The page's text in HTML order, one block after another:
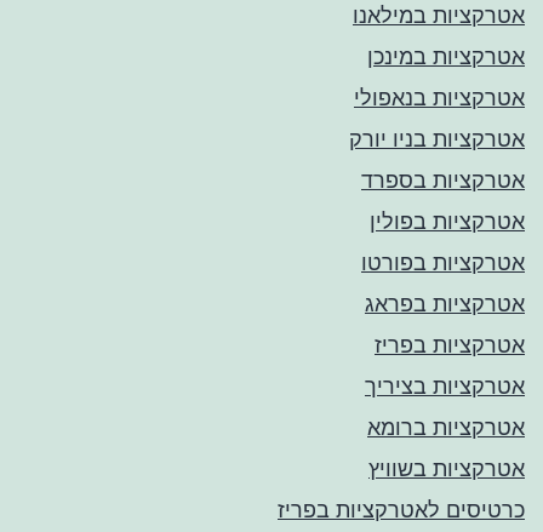
אטרקציות במילאנו
אטרקציות במינכן
אטרקציות בנאפולי
אטרקציות בניו יורק
אטרקציות בספרד
אטרקציות בפולין
אטרקציות בפורטו
אטרקציות בפראג
אטרקציות בפריז
אטרקציות בציריך
אטרקציות ברומא
אטרקציות בשוויץ
כרטיסים לאטרקציות בפריז